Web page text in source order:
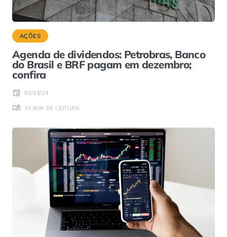
AÇÕES
Agenda de dividendos: Petrobras, Banco
do Brasil e BRF pagam em dezembro;
confira
02/12/24
10 MIN DE LEITURA